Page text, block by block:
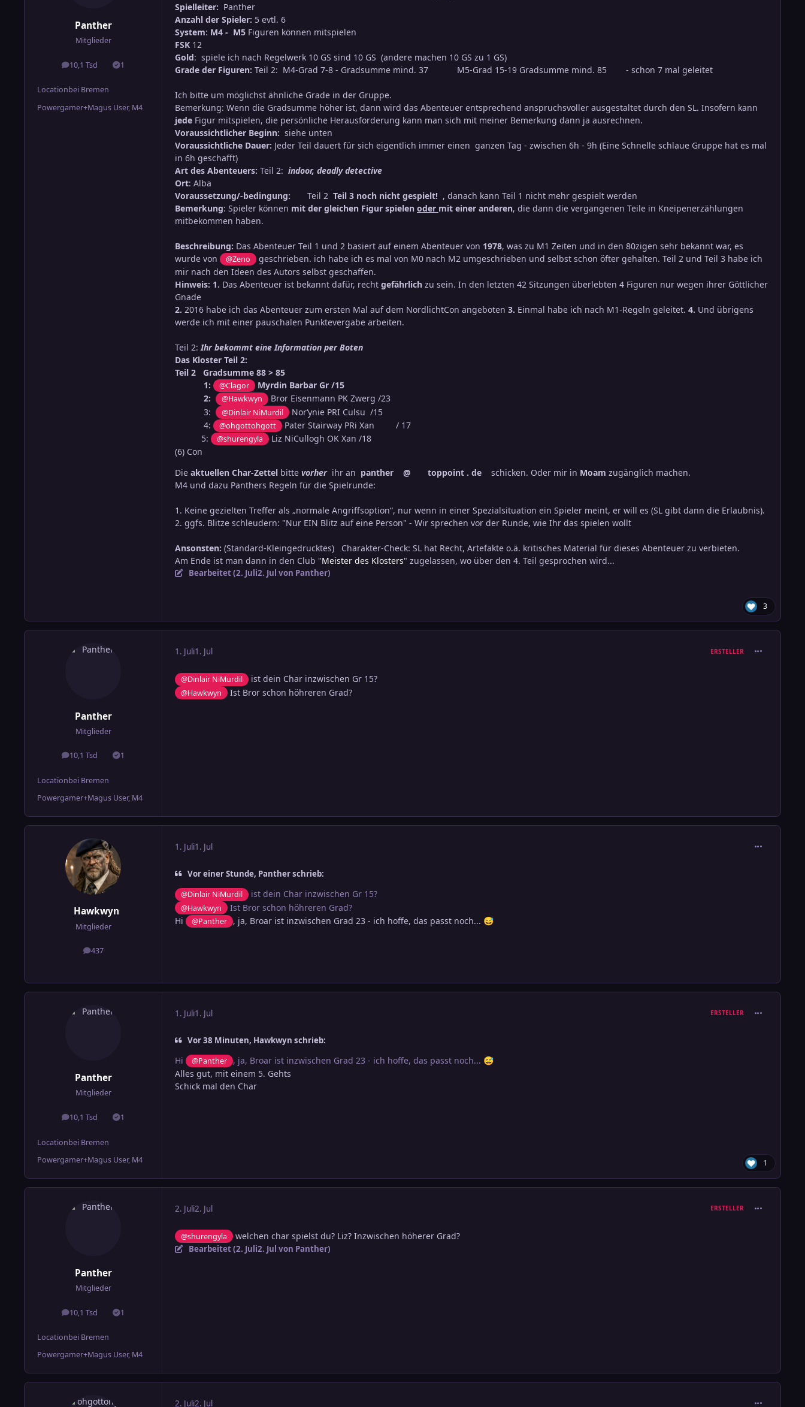
Panther
Mitglieder
10,1 Tsd
Beiträge 1
Lösungen
Locationbei Bremen
Powergamer+Magus User, M4
Spielleiter: Panther
Anzahl der Spieler: 5 evtl. 6
System: M4 - M5 Figuren können mitspielen
FSK 12
Gold: spiele ich nach Regelwerk 10 GS sind 10 GS (andere machen 10 GS zu 1 GS)
Grade der Figuren: Teil 2: M4-Grad 7-8 - Gradsumme mind. 37 M5-Grad 15-19 Gradsumme mind. 85 - schon 7 mal geleitet
Ich bitte um möglichst ähnliche Grade in der Gruppe.
Bemerkung: Wenn die Gradsumme höher ist, dann wird das Abenteuer entsprechend anspruchsvoller ausgestaltet durch den SL. Insofern kann
jede Figur mitspielen, die persönliche Herausforderung kann man sich mit meiner Bemerkung dann ja ausrechnen.
Voraussichtlicher Beginn: siehe unten
Voraussichtliche Dauer: Jeder Teil dauert für sich eigentlich immer einen ganzen Tag - zwischen 6h - 9h (Eine Schnelle schlaue Gruppe hat es mal
in 6h geschafft)
Art des Abenteuers: Teil 2: indoor, deadly detective
Ort: Alba
Voraussetzung/-bedingung:
Teil 2 Teil 3 noch nicht gespielt! , danach kann Teil 1 nicht mehr gespielt werden
Bemerkung: Spieler können mit der gleichen Figur spielen oder mit einer anderen, die dann die vergangenen Teile in Kneipenerzählungen
mitbekommen haben.
Beschreibung: Das Abenteuer Teil 1 und 2 basiert auf einem Abenteuer von 1978, was zu M1 Zeiten und in den 80zigen sehr bekannt war, es
wurde von
@Zeno
geschrieben. ich habe ich es mal von M0 nach M2 umgeschrieben und selbst schon öfter gehalten. Teil 2 und Teil 3 habe ich
mir nach den Ideen des Autors selbst geschaffen.
Hinweis: 1. Das Abenteuer ist bekannt dafür, recht gefährlich zu sein. In den letzten 42 Sitzungen überlebten 4 Figuren nur wegen ihrer Göttlicher
Gnade
2. 2016 habe ich das Abenteuer zum ersten Mal auf dem NordlichtCon angeboten 3. Einmal habe ich nach M1-Regeln geleitet. 4. Und übrigens
werde ich mit einer pauschalen Punktevergabe arbeiten.
Teil 2: Ihr bekommt eine Information per Boten
Das Kloster Teil 2:
Teil 2 Gradsumme 88 > 85
1:
@Clagor
Myrdin Barbar Gr /15
2:
@Hawkwyn
Bror Eisenmann PK Zwerg /23
3:
@Dinlair NiMurdil
Nor‘ynie PRI Culsu /15
4:
@ohgottohgott
Pater Stairway PRi Xan / 17
5:
@shurengyla
Liz NiCullogh OK Xan /18
(6) Con
Die aktuellen Char-Zettel bitte vorherihr an panther @ toppoint . de schicken. Oder mir in Moam zugänglich machen.
M4 und dazu Panthers Regeln für die Spielrunde:
1. Keine gezielten Treffer als „normale Angriffsoption“, nur wenn in einer Spezialsituation ein Spieler meint, er will es (SL gibt dann die Erlaubnis).
2. ggfs. Blitze schleudern: "Nur EIN Blitz auf eine Person" - Wir sprechen vor der Runde, wie Ihr das spielen wollt
Ansonsten: (Standard-Kleingedrucktes) Charakter-Check: SL hat Recht, Artefakte o.ä. kritisches Material für dieses Abenteuer zu verbieten.
Am Ende ist man dann in den Club "Meister des Klosters" zugelassen, wo über den 4. Teil gesprochen wird...
Bearbeitet (2. Juli2. Jul von Panther)
3
Panther
Mitglieder
10,1 Tsd
Beiträge 1
Lösungen
Locationbei Bremen
Powergamer+Magus User, M4
1. Juli1. Jul ERSTELLER
@Dinlair NiMurdil ist dein Char inzwischen Gr 15?
@Hawkwyn Ist Bror schon höhreren Grad?
Hawkwyn
Mitglieder
437
Beiträge
1. Juli1. Jul
Vor einer Stunde, Panther schrieb:
@Dinlair NiMurdil ist dein Char inzwischen Gr 15?
@Hawkwyn
Ist Bror schon höhreren Grad?
Hi
@Panther , ja, Broar ist inzwischen Grad 23 - ich hoffe, das passt noch... 😅
Panther
Mitglieder
10,1 Tsd
Beiträge 1
Lösungen
Locationbei Bremen
Powergamer+Magus User, M4
1. Juli1. Jul ERSTELLER
Vor 38 Minuten, Hawkwyn schrieb:
Hi @Panther , ja, Broar ist inzwischen Grad 23 - ich hoffe, das passt noch... 😅
Alles gut, mit einem 5. Gehts
Schick mal den Char
1
Panther
Mitglieder
10,1 Tsd
Beiträge 1
Lösungen
Locationbei Bremen
Powergamer+Magus User, M4
2. Juli2. Jul ERSTELLER
@shurengyla welchen char spielst du? Liz? Inzwischen höherer Grad?
Bearbeitet (2. Juli2. Jul von Panther)
2. Juli2. Jul